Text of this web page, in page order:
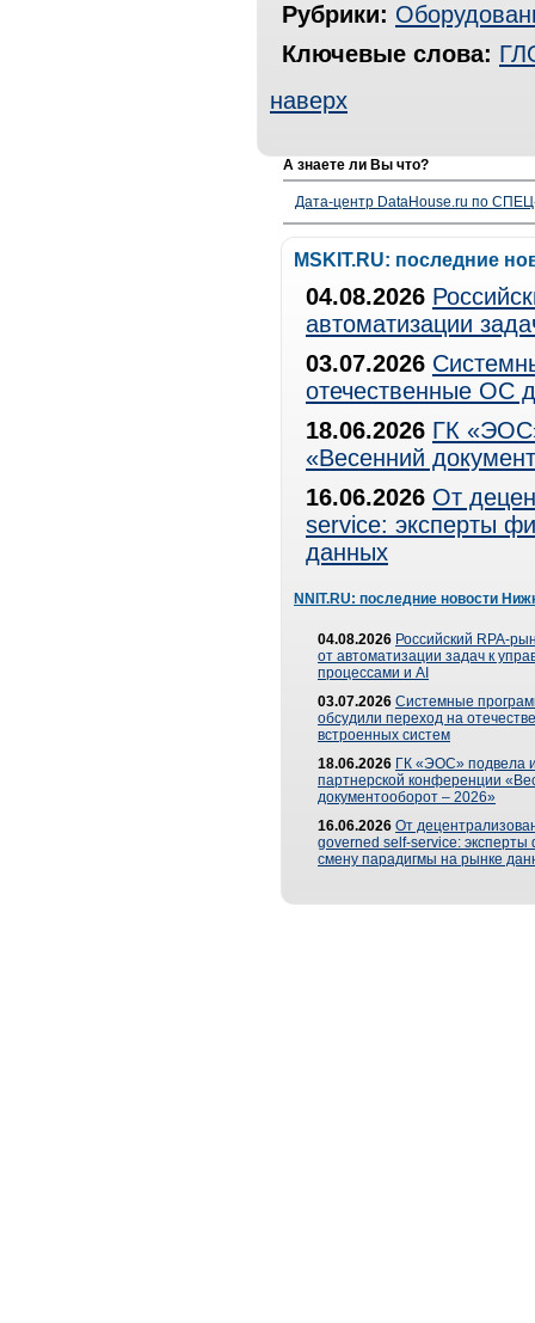
Рубрики:
Ключевые слова:
наверх
А знаете ли Вы что?
Дата-центр DataHouse.ru по
MSKIT.RU: последние
04.08.2026
автоматизации
03.07.2026
отечественные ОС
18.06.2026 ГК
«Весенний
16.06.2026 От
service: эксперты
данных
NNIT.RU: последние новости
04.08.2026 Российский RPA-
от автоматизации задач к
процессами и AI
03.07.2026 Системные
обсудили переход на
встроенных систем
18.06.2026 ГК «ЭОС» подвела
партнерской конференции
документооборот – 2026»
16.06.2026 От
governed self-service: эксперты
смену парадигмы на рынке